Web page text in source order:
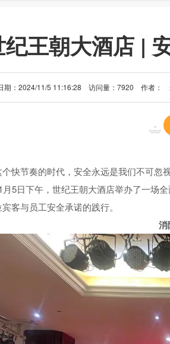
王朝大酒店 |
期：2024/11/5 11:16:28 访问量：7920 作者：
快节奏的时代，安全永远是我们不可忽
月5日下午，世纪王朝大酒店举办了一场
客与员工安全承诺的践行。
消